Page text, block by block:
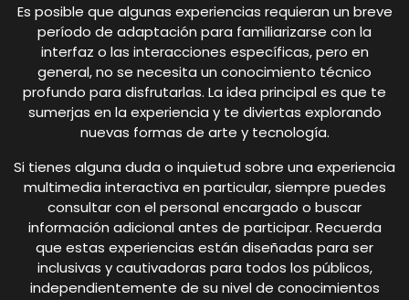
Es posible que algunas experiencias requieran un breve
período de adaptación para familiarizarse con la
interfaz o las interacciones específicas, pero en
general, no se necesita un conocimiento técnico
profundo para disfrutarlas. La idea principal es que te
sumerjas en la experiencia y te diviertas explorando
nuevas formas de arte y tecnología.
Si tienes alguna duda o inquietud sobre una experiencia
multimedia interactiva en particular, siempre puedes
consultar con el personal encargado o buscar
información adicional antes de participar. Recuerda
que estas experiencias están diseñadas para ser
inclusivas y cautivadoras para todos los públicos,
independientemente de su nivel de conocimientos